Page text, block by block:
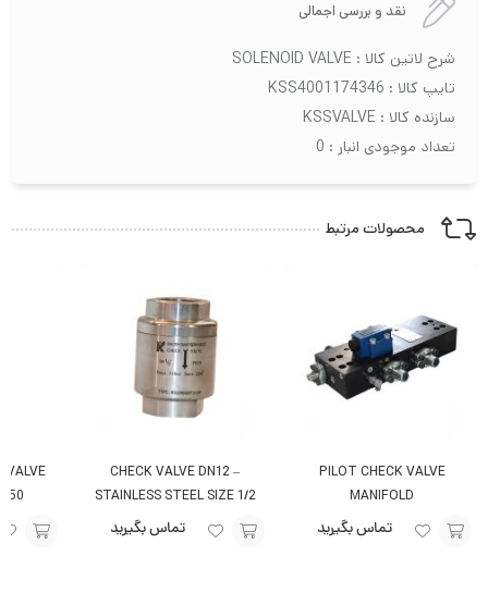
نقد و بررسی اجمالی
شرح لاتین کالا : SOLENOID VALVE
تایپ کالا : KSS4001174346
سازنده کالا : KSSVALVE
تعداد موجودی انبار : 0
محصولات مرتبط
PILOT CHECK VALVE
MANIFOLD
تماس بگیرید
CHECK VALVE DN12 –
STAINLESS STEEL SIZE 1/2
PN25
تماس بگیرید
VALVE